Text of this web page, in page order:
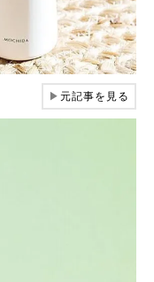
▶元記事を見る